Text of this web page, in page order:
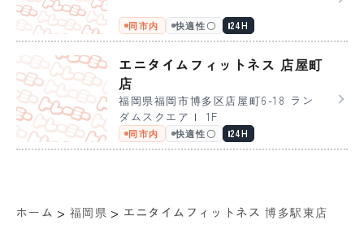
同市内 快適性〇 24H
エニタイムフィットネス 店屋町
店
福岡県福岡市博多区店屋町6-18 ラン
ダムスクエアⅠ 1F
同市内 快適性〇 24H
ホーム > 福岡県 > エニタイムフィットネス 博多駅東店